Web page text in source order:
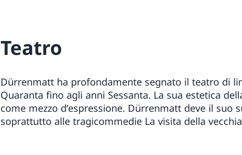
Teatro
Dürrenmatt ha profondamente segnato il teatro di
Quaranta fino agli anni Sessanta. La sua estetica
come mezzo d’espressione. Dürrenmatt deve il suo
soprattutto alle tragicommedie La visita della